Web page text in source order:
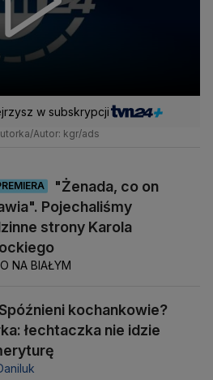
w subskrypcji
Autor: kgr/ads
"Żenada, co on
Pojechaliśmy
strony Karola
NA BIAŁYM
kochankowie?
łechtaczka nie idzie